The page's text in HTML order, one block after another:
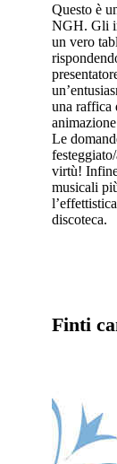
Questo è
NGH. Gli
un vero
una raffica
Le
virtù!
musicali
discoteca.
Finti